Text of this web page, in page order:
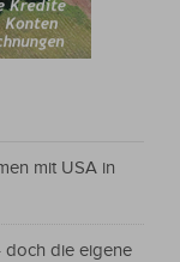
mit USA in
doch die eigene